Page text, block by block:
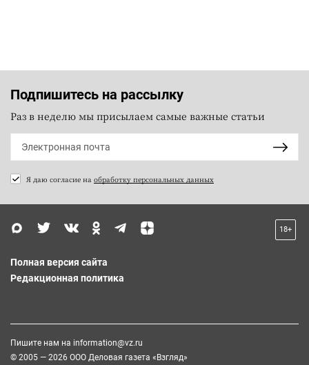
Подпишитесь на рассылку
Раз в неделю мы присылаем самые важные статьи
Я даю согласие на обработку персональных данных
18+
Полная версия сайта
Редакционная политика
Пишите нам на information@vz.ru
© 2005 — 2026 ООО Деловая газета «Взгляд»